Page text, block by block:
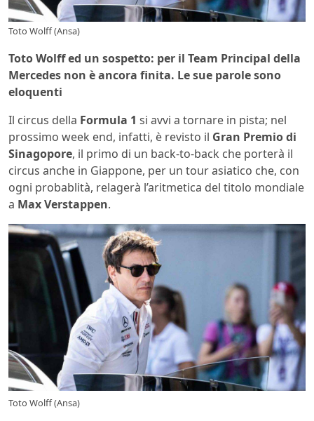
Toto Wolff (Ansa)
Toto Wolff ed un sospetto: per il Team Principal della
Mercedes non è ancora finita. Le sue parole sono
eloquenti
Il circus della Formula 1 si avvi a tornare in pista; nel
prossimo week end, infatti, è revisto il Gran Premio di
Sinagopore, il primo di un back-to-back che porterà il
circus anche in Giappone, per un tour asiatico che, con
ogni probablità, relagerà l’aritmetica del titolo mondiale
a Max Verstappen.
Toto Wolff (Ansa)